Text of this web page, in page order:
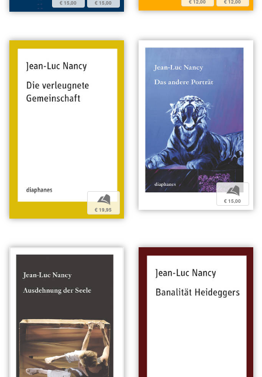
€ 15,00 € 15,00 € 12,00 € 12,00
b
€ 19,95
b
€ 15,00